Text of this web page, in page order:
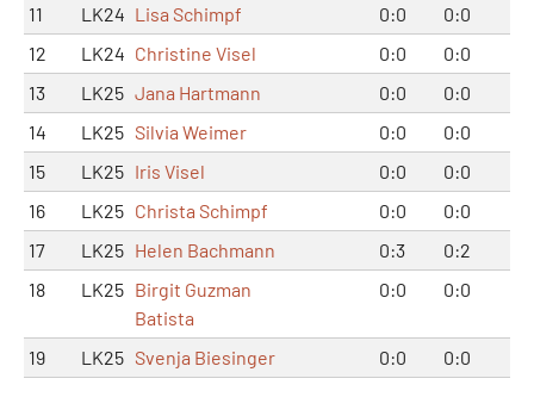
11
LK24 Lisa Schimpf 0:0 0:0
12
LK24 Christine Visel 0:0 0:0
13
LK25 Jana Hartmann 0:0 0:0
14
LK25 Silvia Weimer 0:0 0:0
15
LK25 Iris Visel 0:0 0:0
16
LK25 Christa Schimpf 0:0 0:0
17
LK25 Helen Bachmann 0:3 0:2
18
LK25 Birgit Guzman
Batista
0:0 0:0
19 LK25 Svenja Biesinger 0:0 0:0